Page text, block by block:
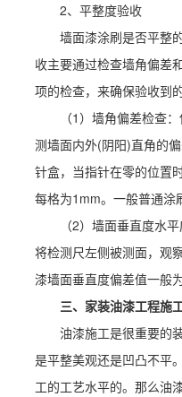
2、平整度验收
墙面漆涂刷是否平整
收主要通过检查墙角偏差
项的检查，来确保验收到
（1）墙角偏差检查
测墙面内外(阴阳)直角的
针盒，当指针在零的位置
每格为1mm。一般普通涂
（2）墙面垂直度水
将检测尺左侧被测面，观
漆墙面垂直度偏差值一般
三、家装油漆工程施
油漆施工是很重要的
是平整美观还是凹凸不平
工的工艺水平的。那么油